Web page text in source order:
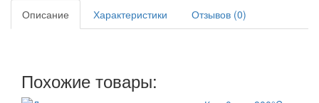
Описание Характеристики Отзывов (0)
Похожие товары: